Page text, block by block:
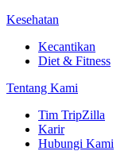
Kesehatan
Kecantikan
Diet & Fitness
Tentang Kami
Tim TripZilla
Karir
Hubungi Kami